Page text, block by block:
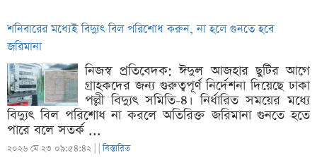
শনিবারের মধ্যেই বিদ্যুৎ বিল পরিশোধ করুন, না হলে গুনতে হবে
জরিমানা
নিজস্ব প্রতিবেদক: ঈদুল আজহার ছুটির আগে
গ্রাহকদের জন্য গুরুত্বপূর্ণ নির্দেশনা দিয়েছে ঢাকা
পল্লী বিদ্যুৎ সমিতি-৪। নির্ধারিত সময়ের মধ্যে
বিদ্যুৎ বিল পরিশোধ না করলে অতিরিক্ত জরিমানা গুনতে হতে
পারে বলে সতর্ক ...
২০২৬ মে ২৩ ০৯:৫৪:৪২ | |বিস্তারিত